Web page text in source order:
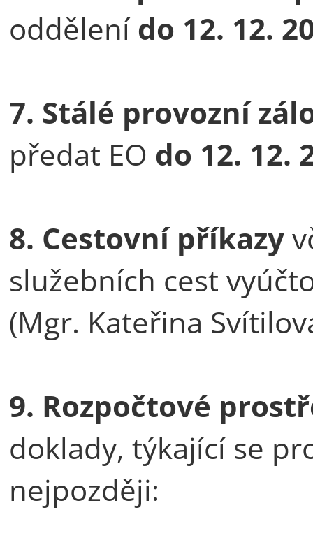
oddělení do 12. 12.
7. Stálé provozní
předat EO do 12. 12.
8. Cestovní příkazy
služebních cest
(Mgr. Kateřina
9. Rozpočtové
doklady, týkající se
nejpozději: